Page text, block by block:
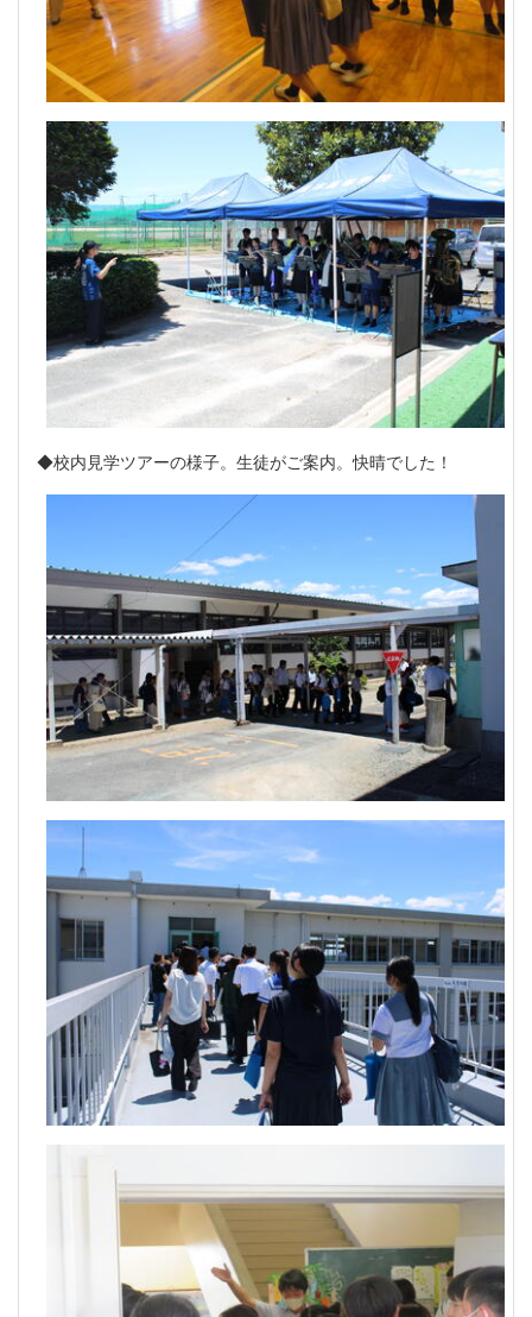
◆校内見学ツアーの様子。生徒がご案内。快晴でした！